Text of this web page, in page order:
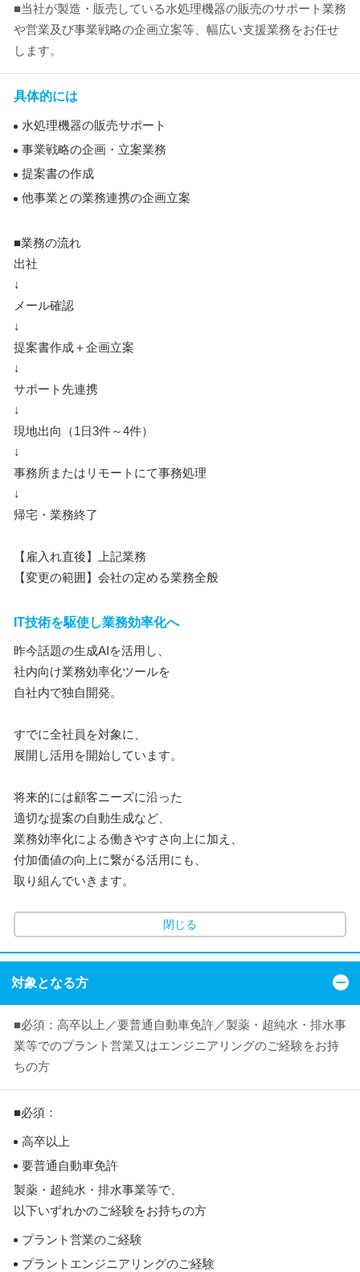
■当社が製造・販売している水処理機器の販売のサポート業務
や営業及び事業戦略の企画立案等、幅広い支援業務をお任せ
します。
具体的には
水処理機器の販売サポート
事業戦略の企画・立案業務
提案書の作成
他事業との業務連携の企画立案
■業務の流れ
出社
↓
メール確認
↓
提案書作成＋企画立案
↓
サポート先連携
↓
現地出向（1日3件～4件）
↓
事務所またはリモートにて事務処理
↓
帰宅・業務終了
【雇入れ直後】上記業務
【変更の範囲】会社の定める業務全般
IT技術を駆使し業務効率化へ
昨今話題の生成AIを活用し、
社内向け業務効率化ツールを
自社内で独自開発。
すでに全社員を対象に、
展開し活用を開始しています。
将来的には顧客ニーズに沿った
適切な提案の自動生成など、
業務効率化による働きやすさ向上に加え、
付加価値の向上に繋がる活用にも、
取り組んでいきます。
閉じる
対象となる方
■必須：高卒以上／要普通自動車免許／製薬・超純水・排水事
業等でのプラント営業又はエンジニアリングのご経験をお持
ちの方
■必須：
高卒以上
要普通自動車免許
製薬・超純水・排水事業等で、
以下いずれかのご経験をお持ちの方
プラント営業のご経験
プラントエンジニアリングのご経験